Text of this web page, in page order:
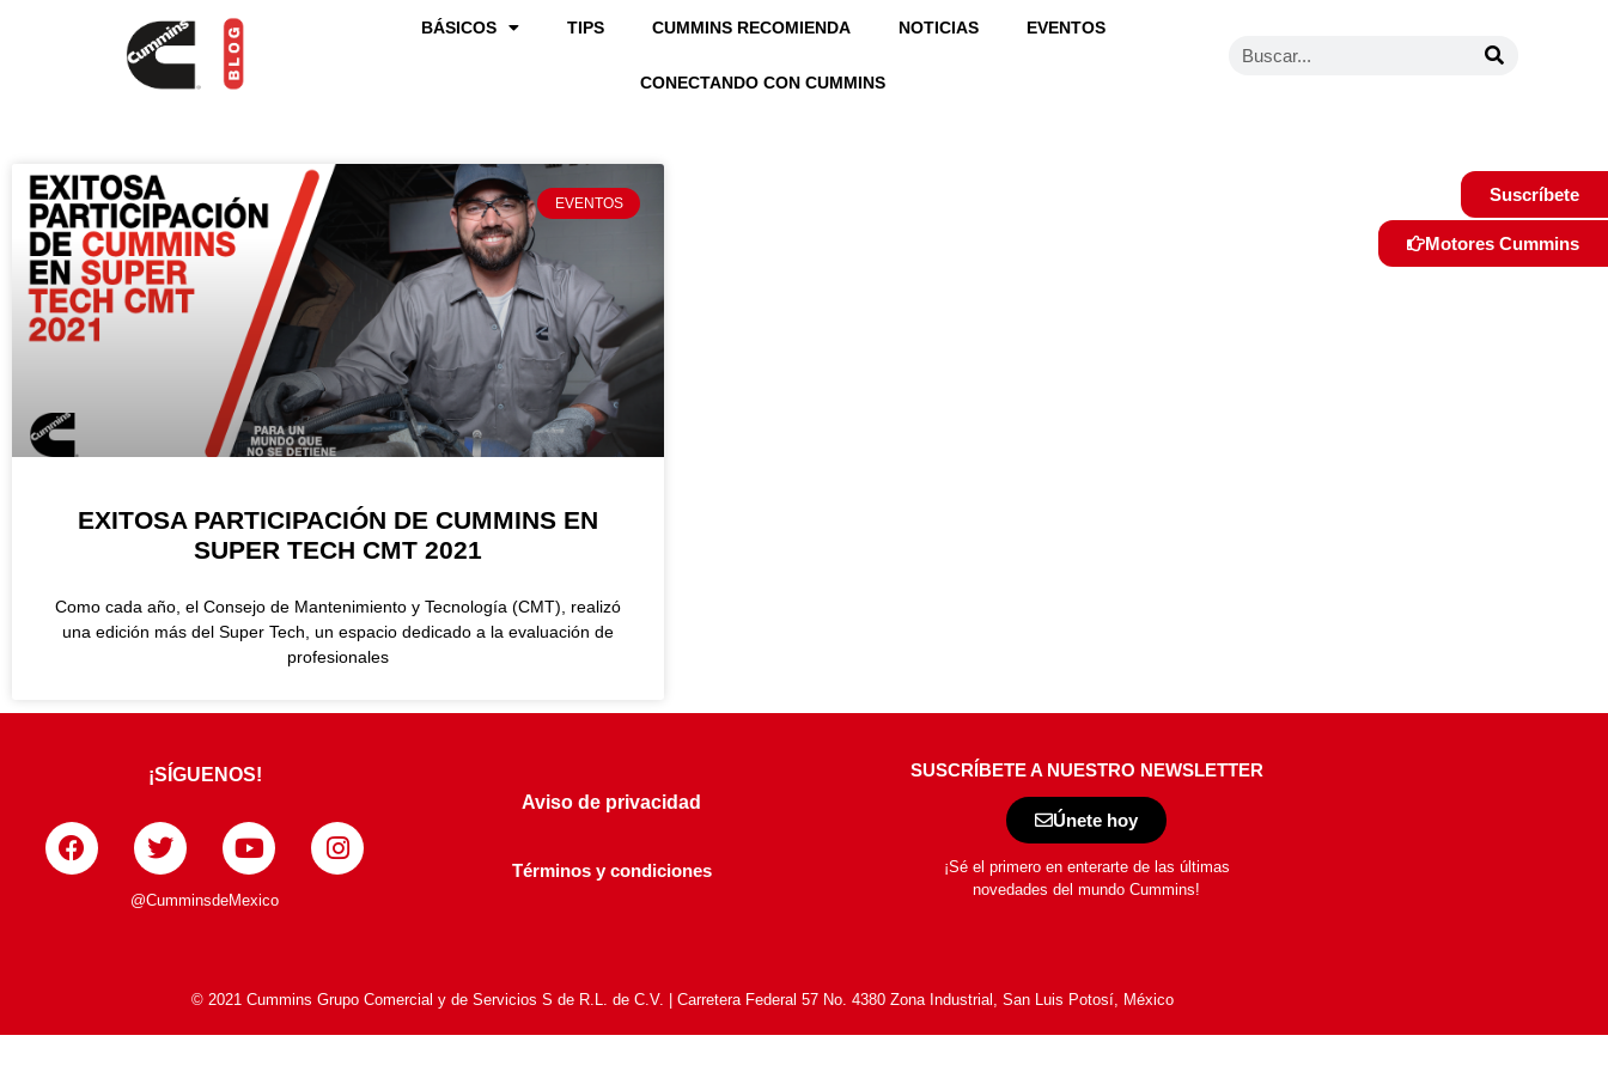
BÁSICOS TIPS CUMMINS RECOMIENDA NOTICIAS EVENTOS
CONECTANDO CON CUMMINS
SÚPER TÉCNICO
EVENTOS
EXITOSA PARTICIPACIÓN DE CUMMINS EN
SUPER TECH CMT 2021
Como cada año, el Consejo de Mantenimiento y Tecnología (CMT), realizó
una edición más del Super Tech, un espacio dedicado a la evaluación de
profesionales
Suscríbete
Motores Cummins
¡SÍGUENOS!
@CumminsdeMexico
Aviso de privacidad
Términos y condiciones
SUSCRÍBETE A NUESTRO NEWSLETTER
Únete hoy
¡Sé el primero en enterarte de las últimas
novedades del mundo Cummins!
© 2021 Cummins Grupo Comercial y de Servicios S de R.L. de C.V. | Carretera Federal 57 No. 4380 Zona Industrial, San Luis Potosí, México